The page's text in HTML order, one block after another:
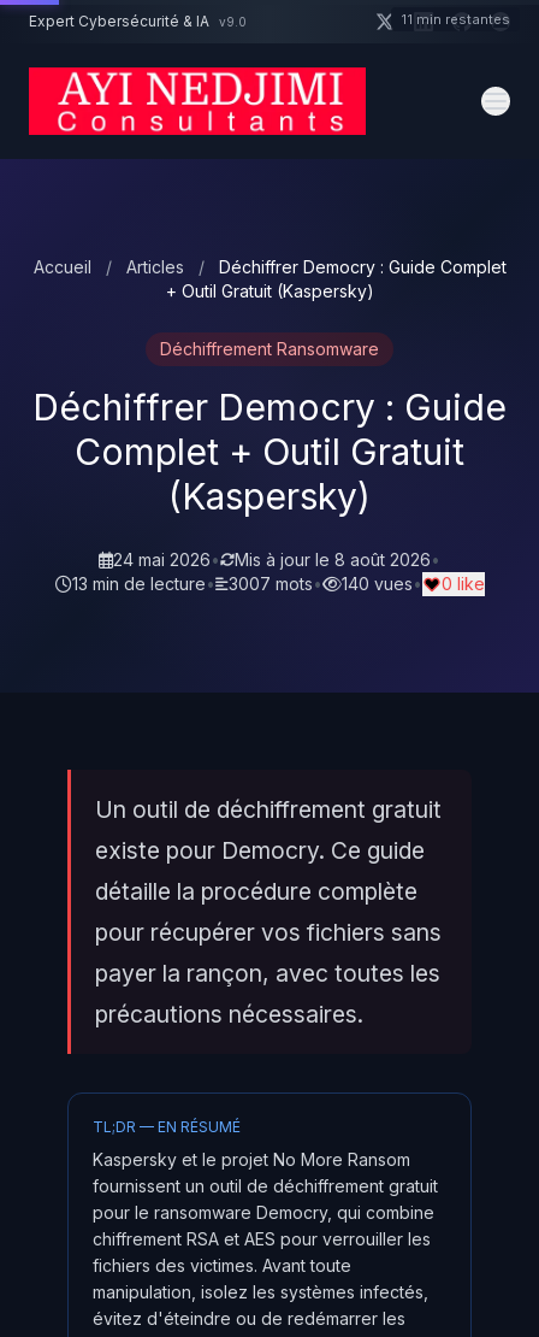
Aller au contenu principal
Expert Cybersécurité & IA v9.0
Accueil / Articles /
Déchiffrer Democry : Guide Complet
+ Outil Gratuit (Kaspersky)
Déchiffrement Ransomware
Déchiffrer Democry : Guide
Complet + Outil Gratuit
(Kaspersky)
24 mai 2026• Mis à jour le 8 août 2026•
13 min de lecture• 3007 mots• 140 vues• 0 like
Un outil de déchiffrement gratuit
existe pour Democry. Ce guide
détaille la procédure complète
pour récupérer vos fichiers sans
payer la rançon, avec toutes les
précautions nécessaires.
TL;DR — EN RÉSUMÉ
Kaspersky et le projet No More Ransom
fournissent un outil de déchiffrement gratuit
pour le ransomware Democry, qui combine
chiffrement RSA et AES pour verrouiller les
fichiers des victimes. Avant toute
manipulation, isolez les systèmes infectés,
évitez d'éteindre ou de redémarrer les
Un projet cybersécurité ? 11 min restantes